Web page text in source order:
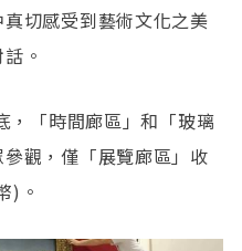
切感受到藝術文化之美
。
，「時間廊區」和「玻璃
觀，僅「展覽廊區」收
)。